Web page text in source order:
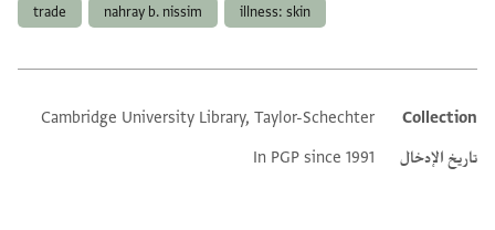
illness: skin
nahray b. nissim
trade
Additional metadata
Collection
Cambridge University Library, Taylor-Schechter
تاريخ الإدخال
In PGP since 1991